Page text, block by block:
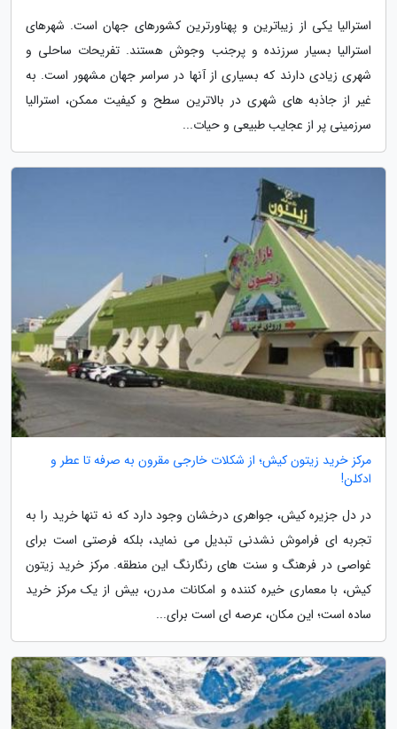
استرالیا یکی از زیباترین و پهناورترین کشورهای جهان است. شهرهای
استرالیا بسیار سرزنده و پرجنب وجوش هستند. تفریحات ساحلی و
شهری زیادی دارند که بسیاری از آنها در سراسر جهان مشهور است. به
غیر از جاذبه های شهری در بالاترین سطح و کیفیت ممکن، استرالیا
سرزمینی پر از عجایب طبیعی و حیات...
مرکز خرید زیتون کیش؛ از شکلات خارجی مقرون به صرفه تا عطر و
ادکلن!
در دل جزیره کیش، جواهری درخشان وجود دارد که نه تنها خرید را به
تجربه ای فراموش نشدنی تبدیل می نماید، بلکه فرصتی است برای
غواصی در فرهنگ و سنت های رنگارنگ این منطقه. مرکز خرید زیتون
کیش، با معماری خیره کننده و امکانات مدرن، بیش از یک مرکز خرید
ساده است؛ این مکان، عرصه ای است برای...